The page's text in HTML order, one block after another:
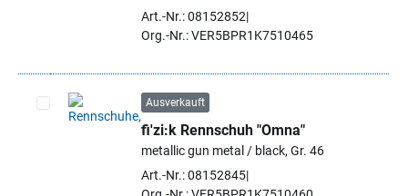
Art.-Nr.: 08152852
Org.-Nr.: VER5BPR1K7510465
Artikel auswählen
Ausverkauft
fi'zi:k Rennschuh "Omna"
metallic gun metal / black, Gr. 46
Art.-Nr.: 08152845